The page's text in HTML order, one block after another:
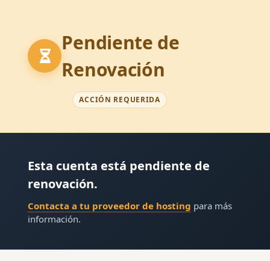
Pendiente de
Renovación
ACCIÓN REQUERIDA
Esta cuenta está pendiente de
renovación.
Contacta a tu proveedor de hosting para más
información.